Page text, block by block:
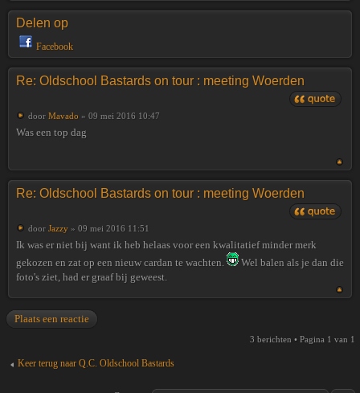
Delen op
Facebook
Re: Oldschool Bastards on tour : meeting Woerden
door Mavado » 09 mei 2016 10:47
Was een top dag
Re: Oldschool Bastards on tour : meeting Woerden
door Jazzy » 09 mei 2016 11:51
Ik was er niet bij want ik heb helaas voor een kwalitatief minder merk
gekozen en zat op een nieuw cardan te wachten.
Wel balen als je dan die
foto's ziet, had er graaf bij geweest.
Plaats een reactie
3 berichten • Pagina 1 van 1
Keer terug naar Q.C. Oldschool Bastards